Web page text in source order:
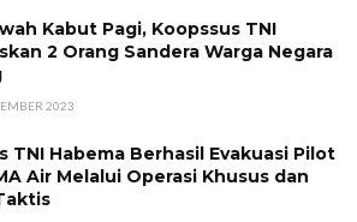
Kabut Pagi, Koopssus TNI
2 Orang Sandera Warga Negara
2023
TNI Habema Berhasil Evakuasi Pilot
Air Melalui Operasi Khusus dan